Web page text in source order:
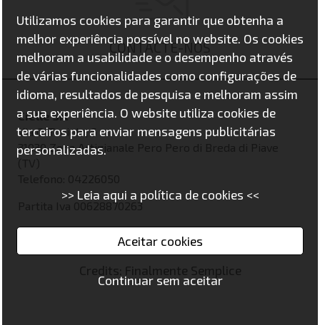
CONTACTE-NOS
Cielle Srl
Via G. Toniolo, 6
31030 Zona Artigianale Pero Pero di Breda di Piave
Partita Iva 00628870263
Credits: Finalmente Semplice
Utilizamos cookies para garantir que obtenha a
melhor experiência possível no website. Os cookies
melhoram a usabilidade e o desempenho através
de várias funcionalidades como configurações de
idioma, resultados de pesquisa e melhoram assim
a sua experiência. O website utiliza cookies de
terceiros para enviar mensagens publicitárias
personalizadas.
>> Leia aqui a política de cookies <<
Aceitar cookies
Continuar sem aceitar